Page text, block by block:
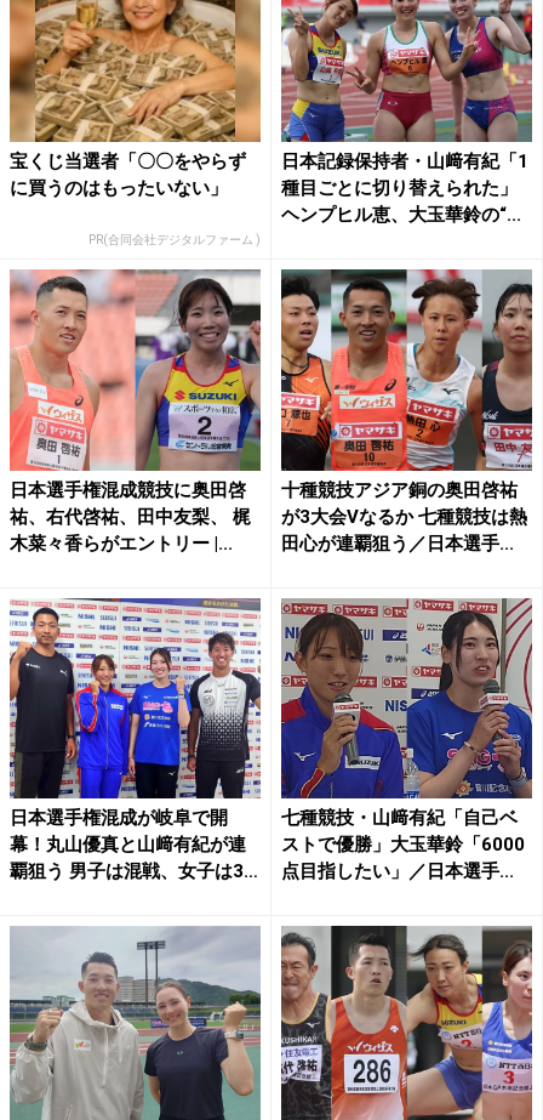
宝くじ当選者「〇〇をやらず
に買うのはもったいない」
PR(合同会社デジタルファーム )
日本記録保持者・山﨑有紀「1
種目ごとに切り替えられた」
ヘンプヒル恵、大玉華鈴の“...
日本選手権混成競技に奥田啓
祐、右代啓祐、田中友梨、 梶
木菜々香らがエントリー |...
十種競技アジア銅の奥田啓祐
が3大会Vなるか 七種競技は熱
田心が連覇狙う／日本選手...
日本選手権混成が岐阜で開
幕！丸山優真と山﨑有紀が連
覇狙う 男子は混戦、女子は3
七種競技・山﨑有紀「自己ベ
ストで優勝」大玉華鈴「6000
点目指したい」／日本選手...